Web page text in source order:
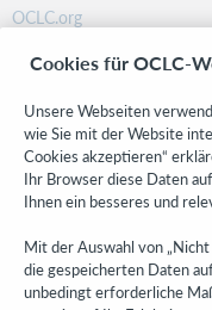
OCLC.org
Community
Research
WebJunction
Developer Network
Stay in the know.
Get the latest product
right to your inbox.
Cookies für OCLC-
Unsere Webseiten
wie Sie mit der Website
Cookies akzeptieren“
Ihr Browser diese Daten
Ihnen ein besseres und
Mit der Auswahl von
die gespeicherten Daten
unbedingt erforderliche